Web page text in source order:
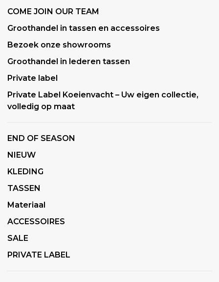
COME JOIN OUR TEAM
Groothandel in tassen en accessoires
Bezoek onze showrooms
Groothandel in lederen tassen
Private label
Private Label Koeienvacht – Uw eigen collectie,
volledig op maat
END OF SEASON
NIEUW
KLEDING
TASSEN
Materiaal
ACCESSOIRES
SALE
PRIVATE LABEL